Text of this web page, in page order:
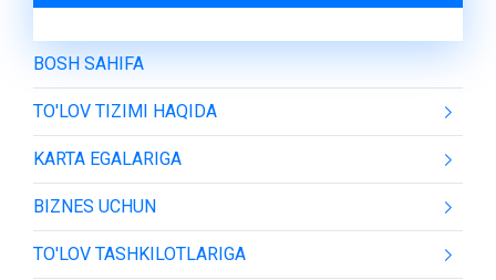
BOSH SAHIFA
TO'LOV TIZIMI HAQIDA
KARTA EGALARIGA
BIZNES UCHUN
TO'LOV TASHKILOTLARIGA